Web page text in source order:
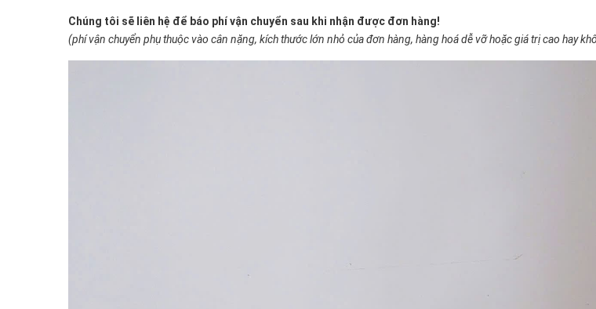
Chúng tôi sẽ liên hệ để báo phí vận chuyển sau khi nhận được đơn hàng!
(phí vận chuyển phụ thuộc vào cân nặng, kích thước lớn nhỏ của đơn hàng, hàng hoá dễ vỡ hoặc giá trị cao hay